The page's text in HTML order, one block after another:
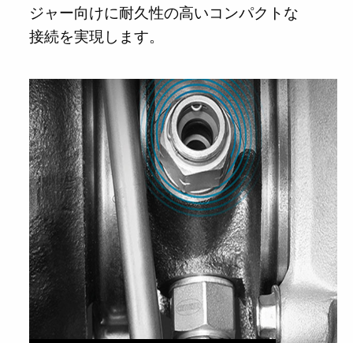
ジャー向けに耐久性の高いコンパクトな
接続を実現します。